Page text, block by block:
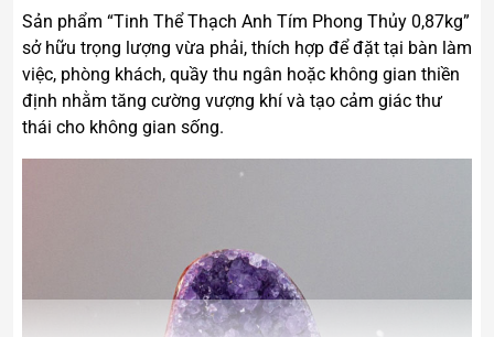
Sản phẩm “Tinh Thể Thạch Anh Tím Phong Thủy 0,87kg”
sở hữu trọng lượng vừa phải, thích hợp để đặt tại bàn làm
việc, phòng khách, quầy thu ngân hoặc không gian thiền
định nhằm tăng cường vượng khí và tạo cảm giác thư
thái cho không gian sống.